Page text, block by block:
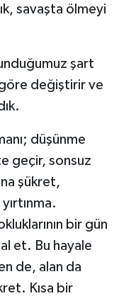
savaşta ölmeyi
şart
değiştirir ve
düşünme
geçir, sonsuz
şükret,
bir gün
et. Bu hayale
de, alan da
Kısa bir